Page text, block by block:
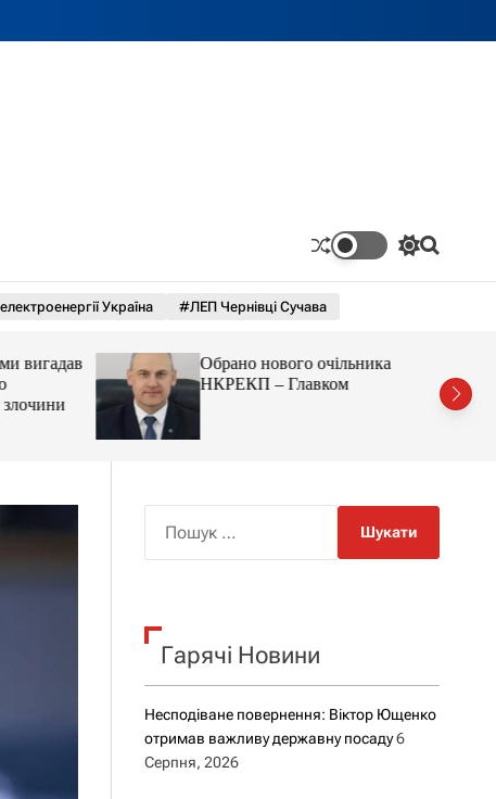
П
к
р
о
у
П
Україна #ЛЕП Чернівці Сучава
вигадав
злочини
Обрано нового очільника
НКРЕКП – Главком
к
Гарячі Новини
Несподіване повернення: Віктор Ющенко
отримав важливу державну посаду 6
Серпня, 2026